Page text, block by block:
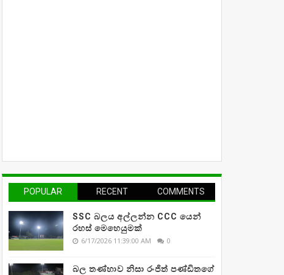
POPULAR RECENT COMMENTS
SSC බලය අල්ලන්න CCC යෙන්
රහස් මෙහෙයුමක්
6/17/2026 11:39:00 AM 0
බල තණ්හාව නිසා රංජිත් පණ්ඩිතගේ